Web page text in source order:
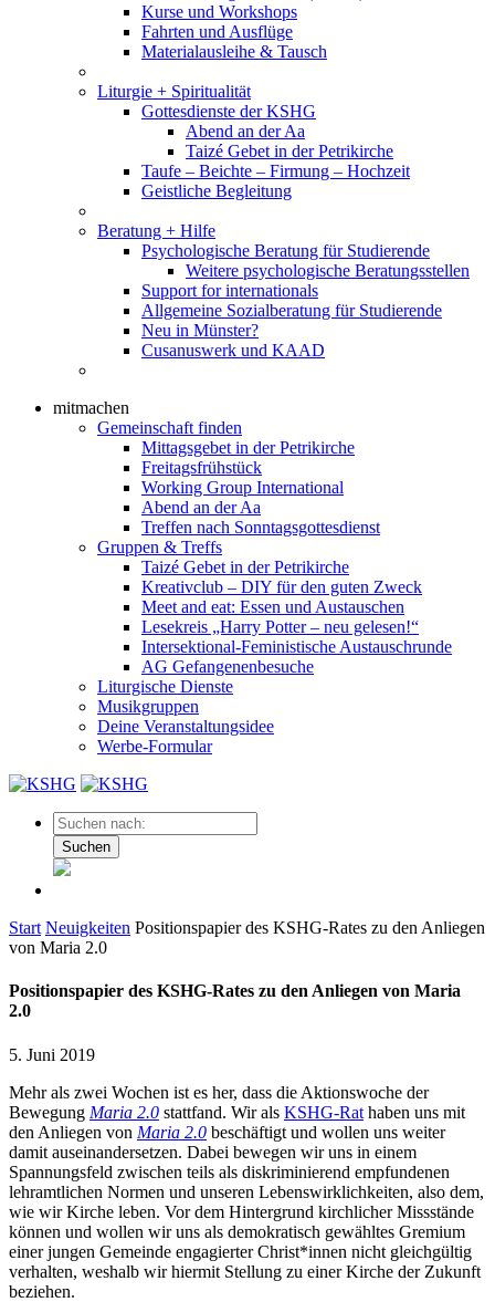
Kurse und Workshops
Fahrten und Ausflüge
Materialausleihe & Tausch
Liturgie + Spiritualität
Gottesdienste der KSHG
Abend an der Aa
Taizé Gebet in der Petrikirche
Taufe – Beichte – Firmung – Hochzeit
Geistliche Begleitung
Beratung + Hilfe
Psychologische Beratung für Studierende
Weitere psychologische Beratungsstellen
Support for internationals
Allgemeine Sozialberatung für Studierende
Neu in Münster?
Cusanuswerk und KAAD
mitmachen
Gemeinschaft finden
Mittagsgebet in der Petrikirche
Freitagsfrühstück
Working Group International
Abend an der Aa
Treffen nach Sonntagsgottesdienst
Gruppen & Treffs
Taizé Gebet in der Petrikirche
Kreativclub – DIY für den guten Zweck
Meet and eat: Essen und Austauschen
Lesekreis „Harry Potter – neu gelesen!“
Intersektional-Feministische Austauschrunde
AG Gefangenenbesuche
Liturgische Dienste
Musikgruppen
Deine Veranstaltungsidee
Werbe-Formular
Suchen
Start Neuigkeiten Positionspapier des KSHG-Rates zu den Anliegen
von Maria 2.0
Positionspapier des KSHG-Rates zu den Anliegen von Maria
2.0
5. Juni 2019
Mehr als zwei Wochen ist es her, dass die Aktionswoche der
Bewegung Maria 2.0 stattfand. Wir als KSHG-Rat haben uns mit
den Anliegen von Maria 2.0 beschäftigt und wollen uns weiter
damit auseinandersetzen. Dabei bewegen wir uns in einem
Spannungsfeld zwischen teils als diskriminierend empfundenen
lehramtlichen Normen und unseren Lebenswirklichkeiten, also dem,
wie wir Kirche leben. Vor dem Hintergrund kirchlicher Missstände
können und wollen wir uns als demokratisch gewähltes Gremium
einer jungen Gemeinde engagierter Christ*innen nicht gleichgültig
verhalten, weshalb wir hiermit Stellung zu einer Kirche der Zukunft
beziehen.